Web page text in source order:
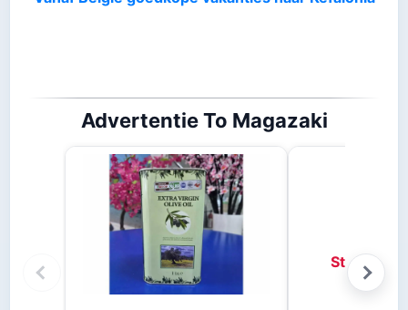
Advertentie To Magazaki
Stifado